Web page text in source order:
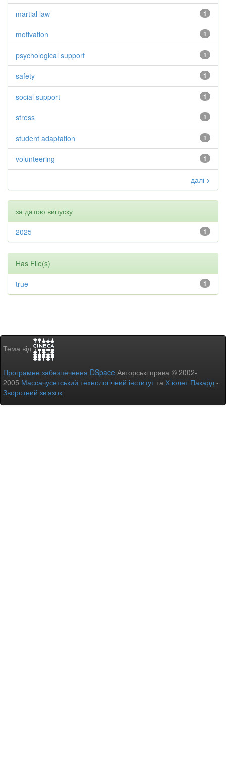
1
martial law
1
motivation
1
psychological support
1
safety
1
social support
1
stress
1
student adaptation
1
volunteering
далі >
за датою випуску
1
2025
Has File(s)
1
true
Тема від
Програмне забезпечення DSpace Авторські права © 2002-
2005 Массачусетський технологічний інститутта Х’юлет Пакард -
Зворотний зв’язок